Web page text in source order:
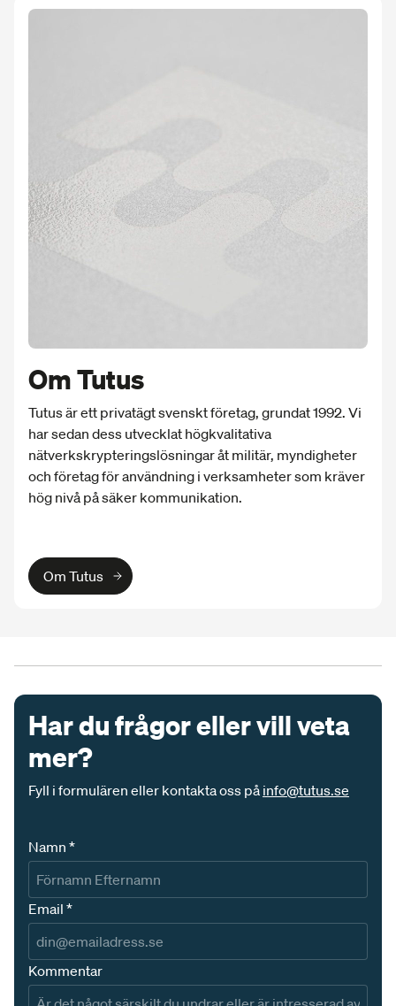
Om Tutus
Tutus är ett privatägt svenskt företag, grundat 1992. Vi
har sedan dess utvecklat högkvalitativa
nätverkskrypteringslösningar åt militär, myndigheter
och företag för användning i verksamheter som kräver
hög nivå på säker kommunikation.
Om Tutus
Har du frågor eller vill veta
mer?
Fyll i formulären eller kontakta oss på info@tutus.se
Namn *
Email *
Kommentar